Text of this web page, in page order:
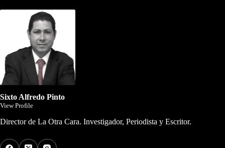
Sixto Alfredo Pinto
View Profile
Director de La Otra Cara. Investigador, Periodista y Escritor.